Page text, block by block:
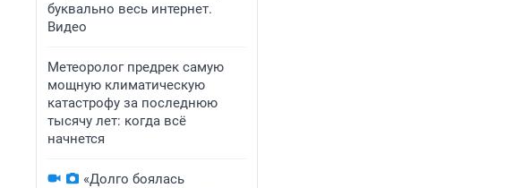
буквально весь интернет.
Видео
Метеоролог предрек самую
мощную климатическую
катастрофу за последнюю
тысячу лет: когда всё
начнется
«Долго боялась